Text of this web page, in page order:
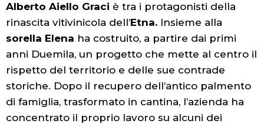
Alberto Aiello Graci è tra i protagonisti della
rinascita vitivinicola dell’Etna. Insieme alla
sorella Elena ha costruito, a partire dai primi
anni Duemila, un progetto che mette al centro il
rispetto del territorio e delle sue contrade
storiche. Dopo il recupero dell’antico palmento
di famiglia, trasformato in cantina, l’azienda ha
concentrato il proprio lavoro su alcuni dei